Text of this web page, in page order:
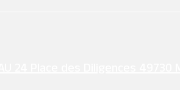
24 Place des Diligences